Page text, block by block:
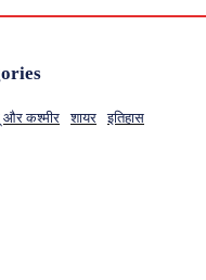
और कश्मीर शायर इतिहास